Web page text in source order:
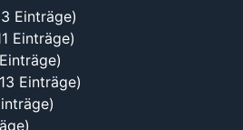
Einträge)
Einträge)
Einträge)